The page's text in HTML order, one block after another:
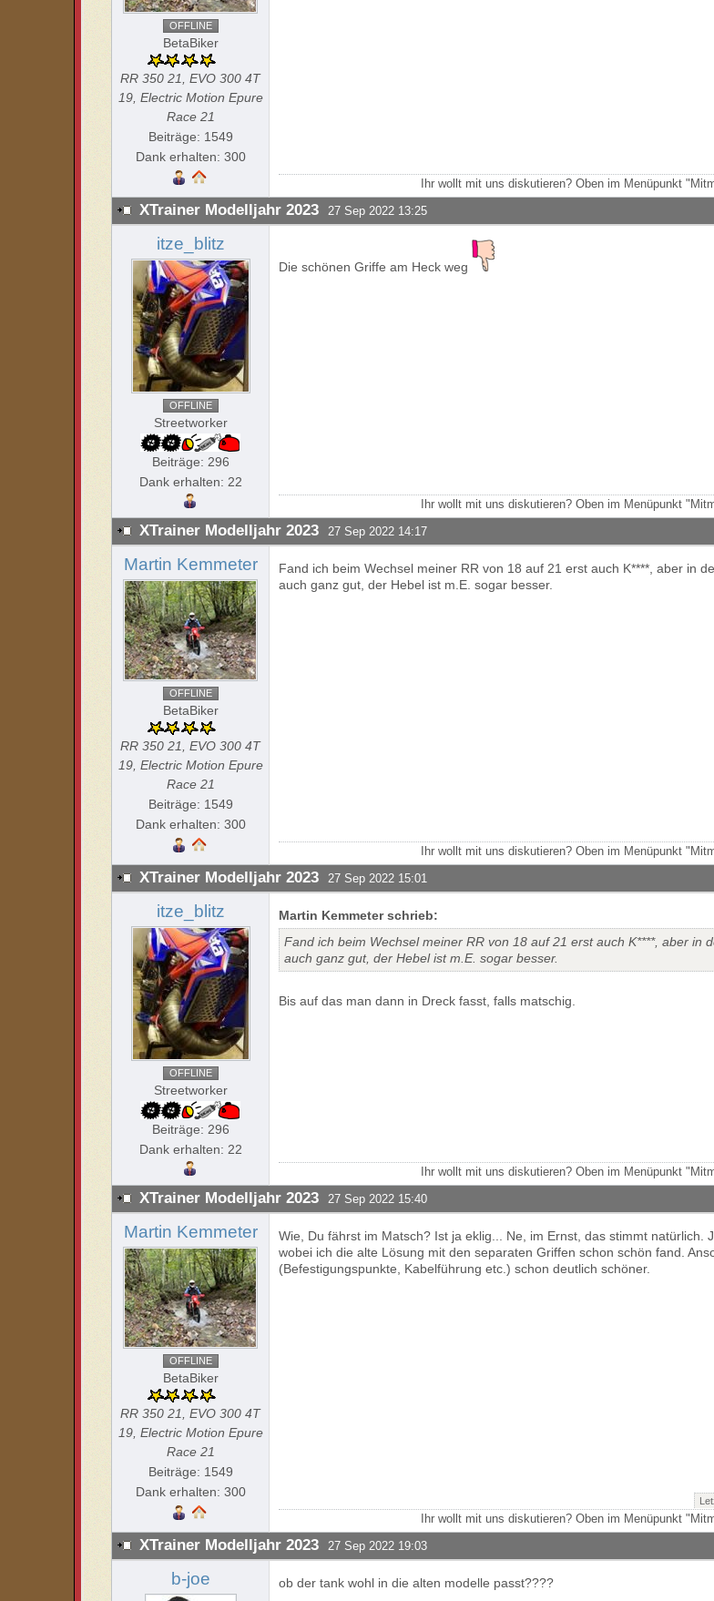
OFFLINE
BetaBiker
RR 350 21, EVO 300 4T
19, Electric Motion Epure
Race 21
Beiträge: 1549
Dank erhalten: 300
Ihr wollt mit uns diskutieren? Oben im Menüpunkt
XTrainer Modelljahr 2023 27 Sep 2022 13:25
itze_blitz
OFFLINE
Streetworker
Beiträge: 296
Dank erhalten: 22
Die schönen Griffe am Heck weg
Ihr wollt mit uns diskutieren? Oben im Menüpunkt
XTrainer Modelljahr 2023 27 Sep 2022 14:17
Martin Kemmeter
OFFLINE
BetaBiker
RR 350 21, EVO 300 4T
19, Electric Motion Epure
Race 21
Beiträge: 1549
Dank erhalten: 300
Fand ich beim Wechsel meiner RR von 18 auf 21 erst auch K****, aber in
auch ganz gut, der Hebel ist m.E. sogar besser.
Ihr wollt mit uns diskutieren? Oben im Menüpunkt
XTrainer Modelljahr 2023 27 Sep 2022 15:01
itze_blitz
OFFLINE
Streetworker
Beiträge: 296
Dank erhalten: 22
Martin Kemmeter schrieb:
Fand ich beim Wechsel meiner RR von 18 auf 21 erst auch K****, aber in
auch ganz gut, der Hebel ist m.E. sogar besser.
Bis auf das man dann in Dreck fasst, falls matschig.
Ihr wollt mit uns diskutieren? Oben im Menüpunkt
XTrainer Modelljahr 2023 27 Sep 2022 15:40
Martin Kemmeter
OFFLINE
BetaBiker
RR 350 21, EVO 300 4T
19, Electric Motion Epure
Race 21
Beiträge: 1549
Dank erhalten: 300
Wie, Du fährst im Matsch? Ist ja eklig... Ne, im Ernst, das stimmt natürlich.
wobei ich die alte Lösung mit den separaten Griffen schon schön fand.
(Befestigungspunkte, Kabelführung etc.) schon deutlich schöner.
Ihr wollt mit uns diskutieren? Oben im Menüpunkt
XTrainer Modelljahr 2023 27 Sep 2022 19:03
b-joe ob der tank wohl in die alten modelle passt????